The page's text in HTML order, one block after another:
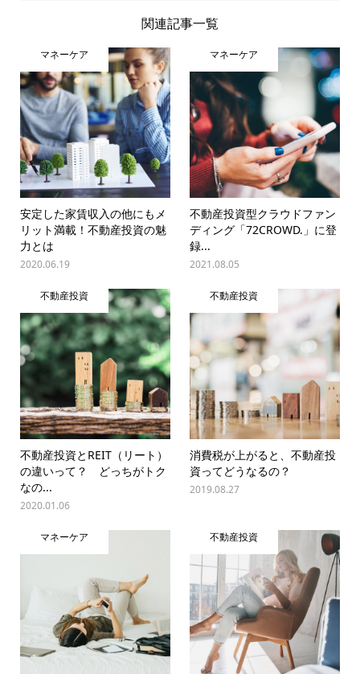
関連記事一覧
マネーケア
安定した家賃収入の他にもメ
リット満載！不動産投資の魅
力とは
2020.06.19
マネーケア
不動産投資型クラウドファン
ディング「72CROWD.」に登
録...
2021.08.05
不動産投資
不動産投資とREIT（リート）
の違いって？ どっちがトク
なの...
2020.01.06
不動産投資
消費税が上がると、不動産投
資ってどうなるの？
2019.08.27
マネーケア 不動産投資